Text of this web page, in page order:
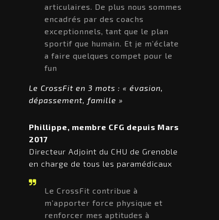
articulaires. De plus nous sommes
encadrés par des coachs
exceptionnels, tant que le plan
sportif que humain. Et je m’éclate
a faire quelques compet pour le
fun
Le CrossFit en 3 mots : « évasion,
dépassement, famille »
Phillippe, membre CFG depuis Mars
2017
Directeur Adjoint du CHU de Grenoble
en charge de tous les paramédicaux
Le CrossFit contribue à
m’apporter force physique et
renforcer mes aptitudes à